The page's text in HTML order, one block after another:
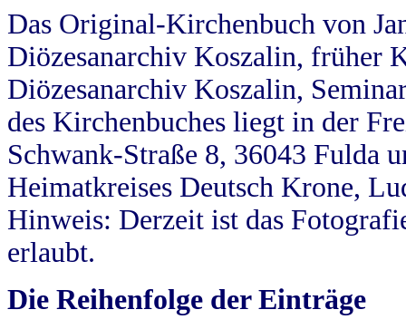
Das Original-Kirchenbuch von
Diözesanarchiv Koszalin, früher
Diözesanarchiv Koszalin,
des Kirchenbuches liegt in der
Schwank-Straße 8, 36043 Fulda
Heimatkreises Deutsch Krone,
Hinweis: Derzeit ist das
erlaubt.
Die Reihenfolge der Einträge